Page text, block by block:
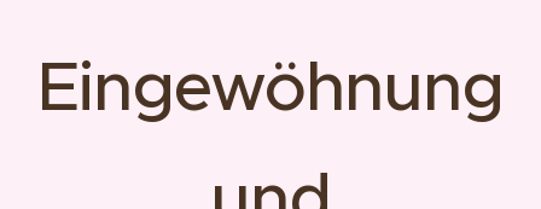
Eingewöhnung